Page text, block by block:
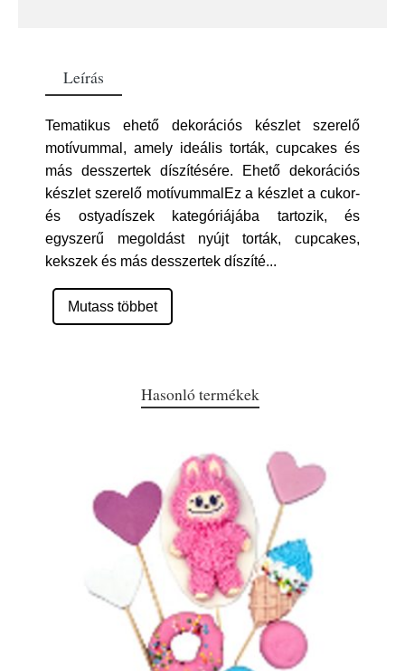
Leírás
Tematikus ehető dekorációs készlet szerelő
motívummal, amely ideális torták, cupcakes és
más desszertek díszítésére. Ehető dekorációs
készlet szerelő motívummalEz a készlet a cukor-
és ostyadíszek kategóriájába tartozik, és
egyszerű megoldást nyújt torták, cupcakes,
kekszek és más desszertek díszíté...
Mutass többet
Hasonló termékek